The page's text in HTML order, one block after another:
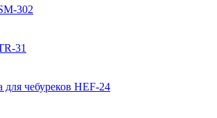
302
31
чебуреков HEF-24